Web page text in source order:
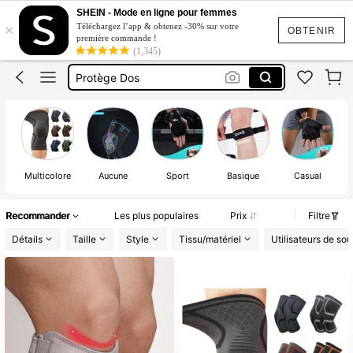
OBTENIR
×
SHEIN - Mode en ligne pour femmes
Téléchargez l’app & obtenez -30% sur votre
première commande !
(1,345)
Accesoire Peche
Basketball
Protège Dos
Soulier Eau
Accesoire Peche
Multicolore Aucune Sport Basique Casual
Recommander Les plus populaires Prix
Filtre
Détails
Taille Style Tissu/matériel Utilisateurs de